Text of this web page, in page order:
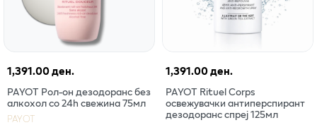
1,391.00 ден.
PAYOT Рол-он дезодоранс без
алкохол со 24h свежина 75мл
PAYOT
1,391.00 ден.
PAYOT Rituel Corps
oсвежувачки антиперспирант
дезодоранс спреј 125мл